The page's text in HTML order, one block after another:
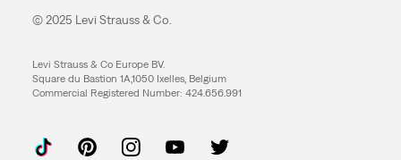
© 2025 Levi Strauss & Co.
Levi Strauss & Co Europe BV.
Square du Bastion 1A,1050 Ixelles, Belgium
Commercial Registered Number: 424.656.991